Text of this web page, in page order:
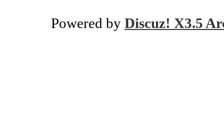
Powered by Discuz! X3.5